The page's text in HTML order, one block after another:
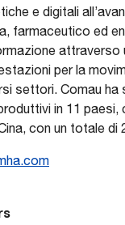
e digitali
farmaceutico ed
attraverso
per la
settori. Comau ha
in 11
con un totale di